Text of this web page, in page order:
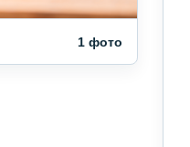
1 фото